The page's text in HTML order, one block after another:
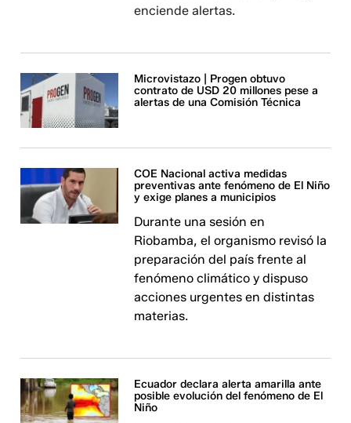
enciende alertas.
Microvistazo | Progen obtuvo
contrato de USD 20 millones pese a
alertas de una Comisión Técnica
COE Nacional activa medidas
preventivas ante fenómeno de El Niño
y exige planes a municipios
Durante una sesión en
Riobamba, el organismo revisó la
preparación del país frente al
fenómeno climático y dispuso
acciones urgentes en distintas
materias.
Ecuador declara alerta amarilla ante
posible evolución del fenómeno de El
Niño